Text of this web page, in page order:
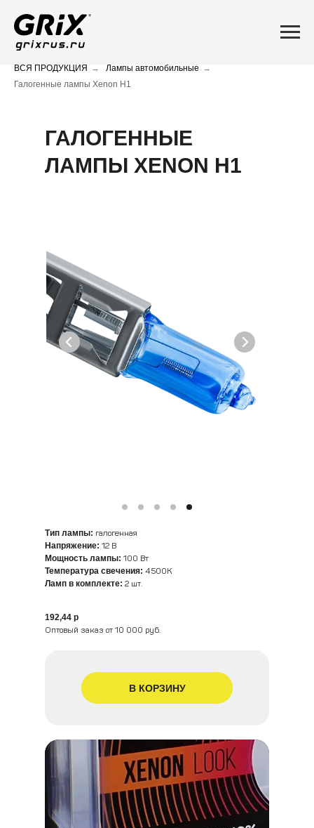
ВСЯ ПРОДУКЦИЯ → Лампы автомобильные →
Галогенные лампы Xenon H1
ГАЛОГЕННЫЕ
ЛАМПЫ XENON H1
В КОРЗИНУ
192,44 р
Оптовый заказ от 10 000 руб.
Тип лампы: галогенная
Напряжение: 12 В
Мощность лампы: 100 Вт
Температура свечения: 4500K
Ламп в комплекте: 2 шт.